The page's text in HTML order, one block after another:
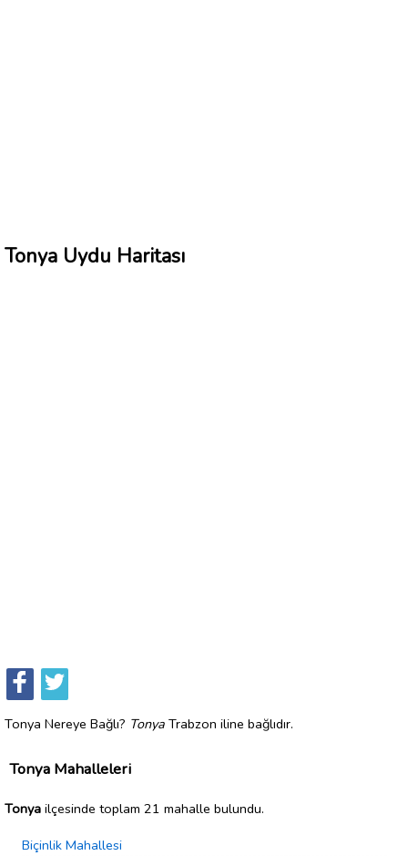
Tonya Uydu Haritası
Tonya Nereye Bağlı? Tonya Trabzon iline bağlıdır.
Tonya Mahalleleri
Tonya ilçesinde toplam 21 mahalle bulundu.
Biçinlik Mahallesi